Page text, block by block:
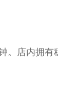
店内拥有